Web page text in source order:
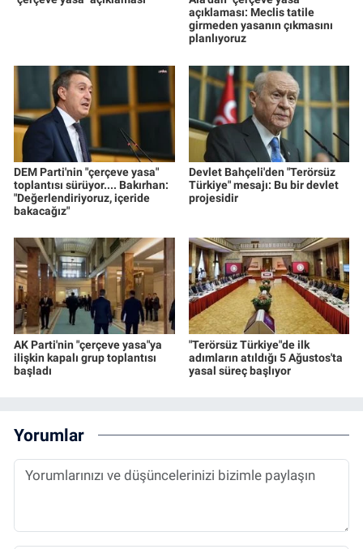
açıklaması: Meclis tatile
girmeden yasanın çıkmasını
planlıyoruz
DEM Parti'nin "çerçeve yasa"
toplantısı sürüyor.... Bakırhan:
"Değerlendiriyoruz, içeride
bakacağız"
Devlet Bahçeli'den "Terörsüz
Türkiye" mesajı: Bu bir devlet
projesidir
AK Parti'nin "çerçeve yasa"ya
ilişkin kapalı grup toplantısı
başladı
"Terörsüz Türkiye"de ilk
adımların atıldığı 5 Ağustos'ta
yasal süreç başlıyor
Yorumlar